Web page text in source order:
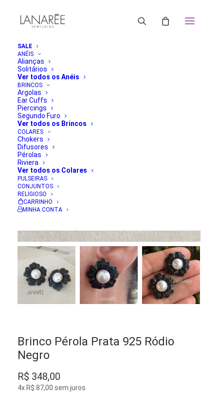
SALE
ANÉIS
Alianças
Solitários
Ver todos os Anéis
BRINCOS
Argolas
Ear Cuffs
Piercings
Segundo Furo
Ver todos os Brincos
COLARES
Chokers
Difusores
Pérolas
Riviera
Ver todos os Colares
PULSEIRAS
CONJUNTOS
RELIGIOSO
CARRINHO
MINHA CONTA
Brinco Pérola Prata 925 Ródio
Negro
R$ 348,00
4x R$ 87,00 sem juros